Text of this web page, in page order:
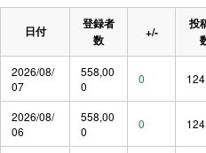
日付
登録者
数
+/-
投
2026/08/
07
558,00
0
0 124
2026/08/
06
558,00
0
0 124